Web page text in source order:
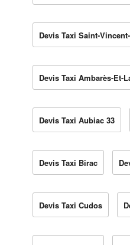
Devis Taxi Saint-
Devis Taxi Ambarès-Et-
Devis Taxi Aubiac 33
Devis Taxi Birac
Devis Taxi Cudos